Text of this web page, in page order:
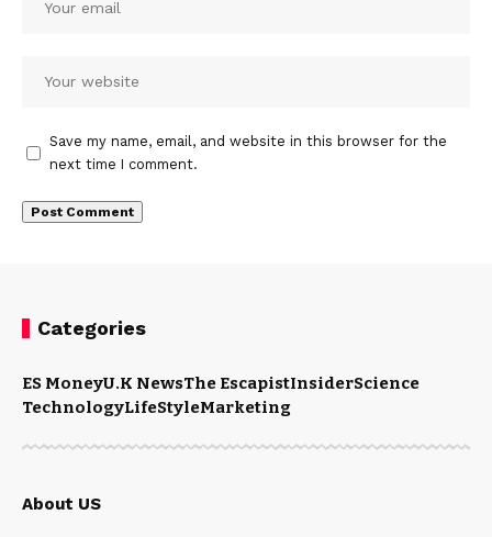
Save my name, email, and website in this browser for the
next time I comment.
Categories
ES MoneyU.K NewsThe EscapistInsiderScience
TechnologyLifeStyleMarketing
About US